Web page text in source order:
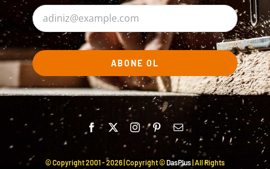
ABONE OL
© Copyright 2001 -2026 | Copyright ©DasPlus| All Rights